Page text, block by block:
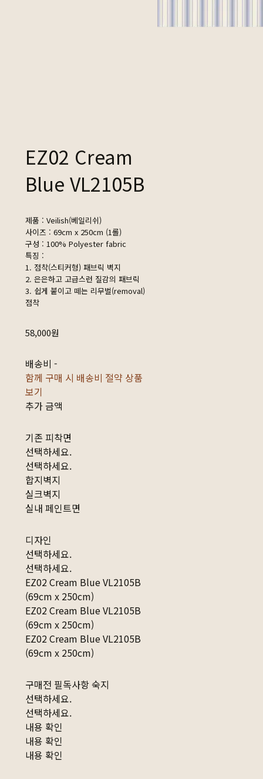
EZ02 Cream
Blue VL2105B
제품 : Veilish(베일리쉬)
사이즈 : 69cm x 250cm (1롤)
구성 : 100% Polyester fabric
특징 :
1. 점착(스티커형) 패브릭 벽지
2. 은은하고 고급스런 질감의 패브릭
3. 쉽게 붙이고 떼는 리무벌(removal)
점착
58,000원
배송비 -
함께 구매 시 배송비 절약 상품
보기
추가 금액
기존 피착면
선택하세요.
선택하세요.
합지벽지
실크벽지
실내 페인트면
디자인
선택하세요.
선택하세요.
EZ02 Cream Blue VL2105B
(69cm x 250cm)
EZ02 Cream Blue VL2105B
(69cm x 250cm)
EZ02 Cream Blue VL2105B
(69cm x 250cm)
구매전 필독사항 숙지
선택하세요.
선택하세요.
내용 확인
내용 확인
내용 확인